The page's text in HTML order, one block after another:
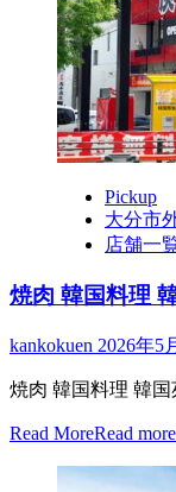
Pickup
大分市
店舗一
焼肉 韓国料理
kankokuen 2026年5
焼肉 韓国料理 韓
Read MoreRead